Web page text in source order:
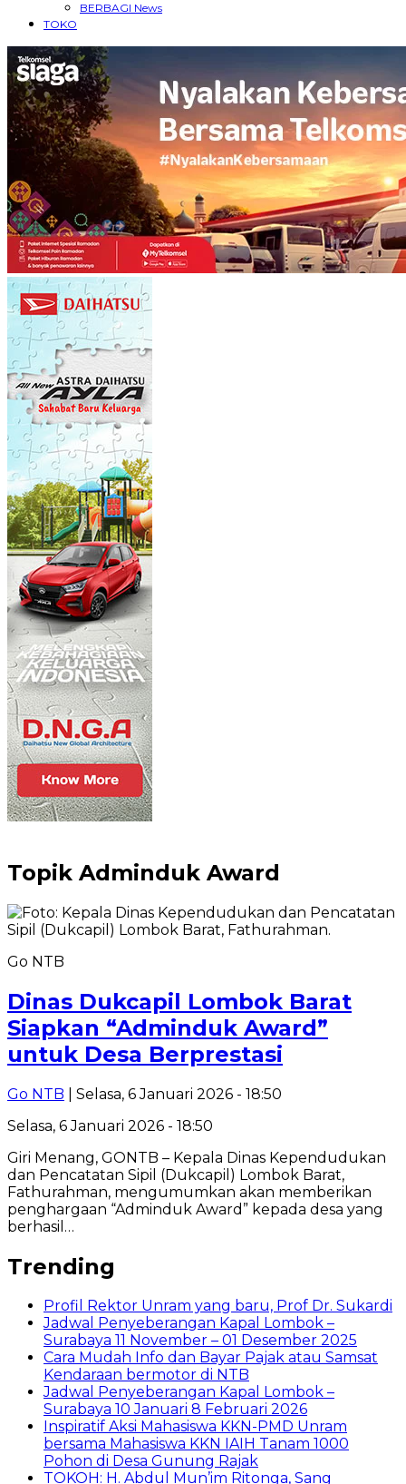
BERBAGI News
TOKO
Topik Adminduk Award
Go NTB
Dinas Dukcapil Lombok Barat
Siapkan “Adminduk Award”
untuk Desa Berprestasi
Go NTB | Selasa, 6 Januari 2026 - 18:50
Selasa, 6 Januari 2026 - 18:50
Giri Menang, GONTB – Kepala Dinas Kependudukan
dan Pencatatan Sipil (Dukcapil) Lombok Barat,
Fathurahman, mengumumkan akan memberikan
penghargaan “Adminduk Award” kepada desa yang
berhasil…
Trending
Profil Rektor Unram yang baru, Prof Dr. Sukardi
Jadwal Penyeberangan Kapal Lombok –
Surabaya 11 November – 01 Desember 2025
Cara Mudah Info dan Bayar Pajak atau Samsat
Kendaraan bermotor di NTB
Jadwal Penyeberangan Kapal Lombok –
Surabaya 10 Januari 8 Februari 2026
Inspiratif Aksi Mahasiswa KKN-PMD Unram
bersama Mahasiswa KKN IAIH Tanam 1000
Pohon di Desa Gunung Rajak
TOKOH: H. Abdul Mun’im Ritonga, Sang